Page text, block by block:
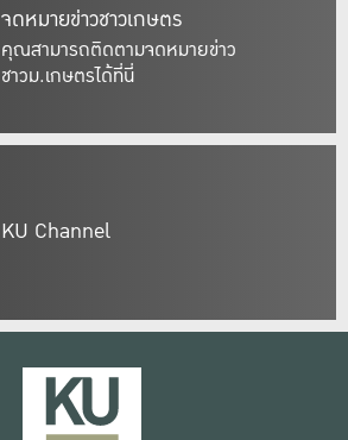
จดหมายข่าวชาวเกษตร
คุณสามารถติดตามจดหมายข่าว
ชาวม.เกษตรได้ที่นี่
KU Channel